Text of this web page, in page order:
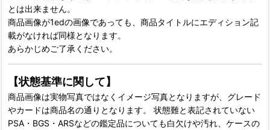
とは出来ません。
商品画像が1edの画像であっても、商品タイトルにエディション記
載がなければ同様となります。
あらかじめご了承ください。
【状態基準に関して】
商品画像は実物写真ではなくイメージ写真となりますが、グレード
やカードは商品名の通りとなります。 状態難と表記されていない
PSA・BGS・ARSなどの鑑定品についても白欠けや汚れ、ケースの